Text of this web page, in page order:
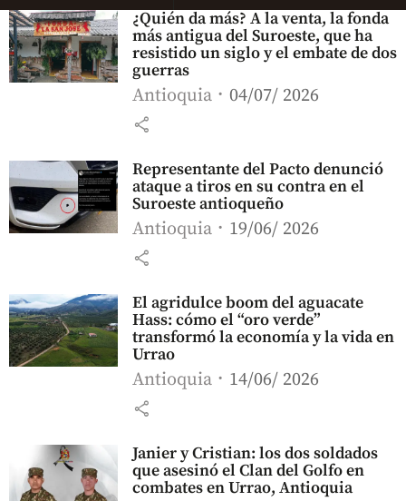
¿Quién da más? A la venta, la fonda
más antigua del Suroeste, que ha
resistido un siglo y el embate de dos
guerras
Antioquia 04/07/ 2026
share
Representante del Pacto denunció
ataque a tiros en su contra en el
Suroeste antioqueño
Antioquia 19/06/ 2026
share
El agridulce boom del aguacate
Hass: cómo el “oro verde”
transformó la economía y la vida en
Urrao
Antioquia 14/06/ 2026
share
Janier y Cristian: los dos soldados
que asesinó el Clan del Golfo en
combates en Urrao, Antioquia